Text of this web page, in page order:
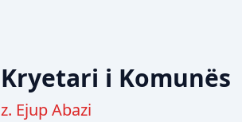
Kryetari i Komunës
z. Ejup Abazi